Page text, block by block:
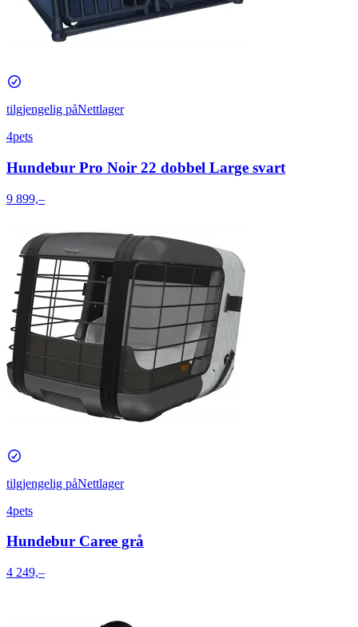
tilgjengelig påNettlager
4pets
Hundebur Pro Noir 22 dobbel Large svart
9 899,–
tilgjengelig påNettlager
4pets
Hundebur Caree grå
4 249,–